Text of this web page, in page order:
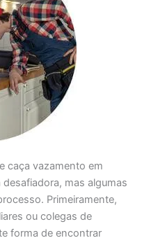
caça vazamento em
mas algumas
Primeiramente,
ou colegas de
forma de encontrar